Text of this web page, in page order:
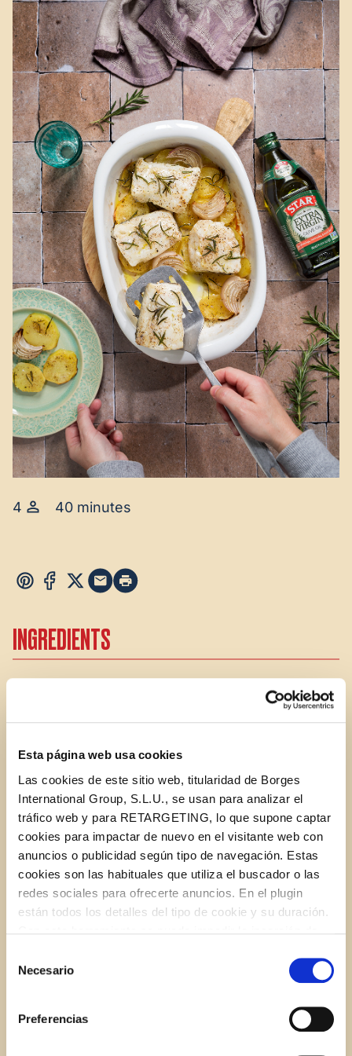
Esta página web usa cookies
Las cookies de este sitio web, titularidad de Borges
International Group, S.L.U., se usan para analizar el
tráfico web y para RETARGETING, lo que supone captar
cookies para impactar de nuevo en el visitante web con
anuncios o publicidad según tipo de navegación. Estas
cookies son las habituales que utiliza el buscador o las
redes sociales para ofrecerte anuncios. En el plugin
están todos los detalles del tipo de cookie y su duración.
la web aparece cómo evitar las cookies en el navegador.
Si se desea ver otra vez esta notificación navegar en
privado y aparecerá de nuevo. Le informamos que aún
no habiendo aceptado las cookies de analytics, Google
Necesario
Preferencias
4 40 minutes
INGREDIENTS
A splash ofSTAR Extra Virgin Olive Oil
1 teaspoon fresh rosemary